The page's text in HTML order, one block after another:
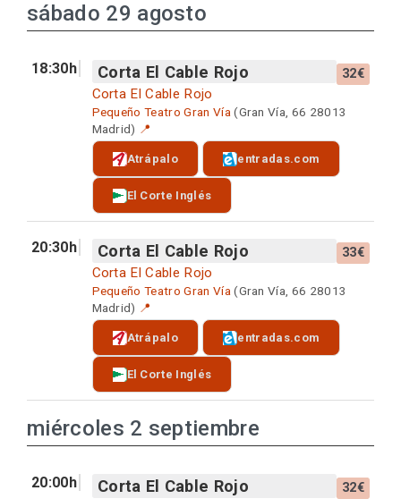
sábado 29 agosto
18:30h Corta El Cable Rojo 32€
Corta El Cable Rojo
Pequeño Teatro Gran Vía (Gran Vía, 66 28013
Madrid) 📍
Atrápalo entradas.com
El Corte Inglés
20:30h Corta El Cable Rojo 33€
Corta El Cable Rojo
Pequeño Teatro Gran Vía (Gran Vía, 66 28013
Madrid) 📍
Atrápalo entradas.com
El Corte Inglés
miércoles 2 septiembre
20:00h Corta El Cable Rojo 32€